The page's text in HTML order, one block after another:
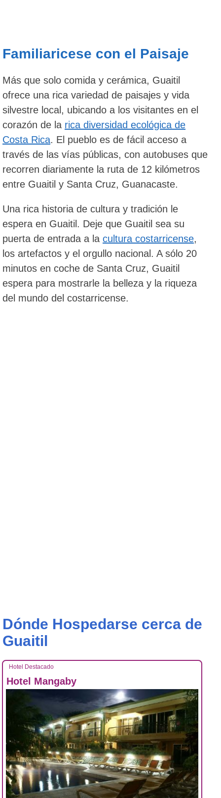
Familiaricese con el Paisaje
Más que solo comida y cerámica, Guaitil
ofrece una rica variedad de paisajes y vida
silvestre local, ubicando a los visitantes en el
corazón de la rica diversidad ecológica de
Costa Rica. El pueblo es de fácil acceso a
través de las vías públicas, con autobuses que
recorren diariamente la ruta de 12 kilómetros
entre Guaitil y Santa Cruz, Guanacaste.
Una rica historia de cultura y tradición le
espera en Guaitil. Deje que Guaitil sea su
puerta de entrada a la cultura costarricense,
los artefactos y el orgullo nacional. A sólo 20
minutos en coche de Santa Cruz, Guaitil
espera para mostrarle la belleza y la riqueza
del mundo del costarricense.
Dónde Hospedarse cerca de
Guaitil
Hotel Destacado
Hotel Mangaby